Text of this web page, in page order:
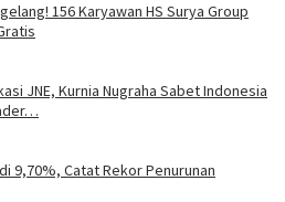
156 Karyawan HS Surya Group
JNE, Kurnia Nugraha Sabet Indonesia
9,70%, Catat Rekor Penurunan